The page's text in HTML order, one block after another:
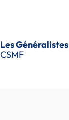
Les Généralistes
CSMF